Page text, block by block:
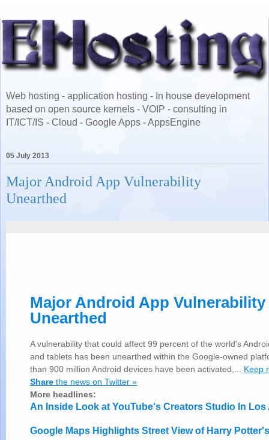
Web hosting - application hosting - In house development
based on open source kernels - VOIP - consulting in
IT/ICT/IS - Cloud - Google Apps - AppsEngine
05 July 2013
Major Android App Vulnerability
Unearthed
Major Android App Vulnerability
Unearthed
A vulnerability that could affect 99 percent of the world's
and tablets has been unearthed within the Google-owned
than 900 million Android devices have been activated,... Keep
Share the news on Twitter »
More headlines:
An Inside Look at YouTube's Creators Studio In Los
Google Maps Highlights Street View of Harry